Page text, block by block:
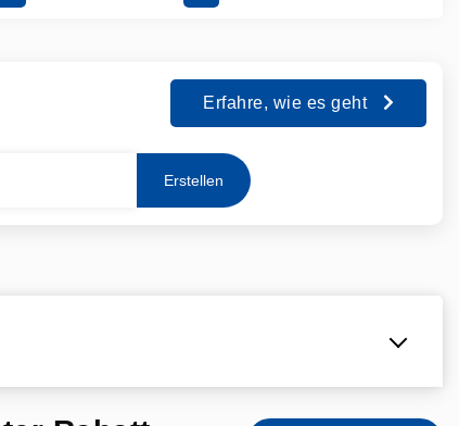
Erfahre, wie es geht
Erstellen